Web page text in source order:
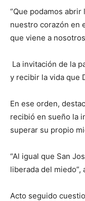
“Que podamos
nuestro corazón en
que viene a
La invitación de la
y recibir la vida que
En ese orden,
recibió en sueño la
superar su propio
“Al igual que San
liberada del
Acto seguido